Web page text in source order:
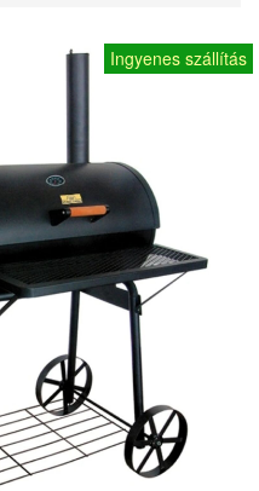
Ingyenes szállítás